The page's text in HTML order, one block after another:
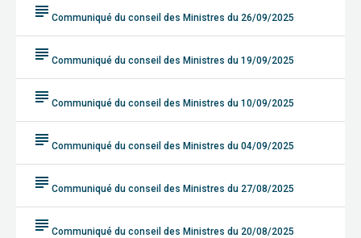
subject Communiqué du conseil des Ministres du 26/09/2025
subject Communiqué du conseil des Ministres du 19/09/2025
subject Communiqué du conseil des Ministres du 10/09/2025
subject Communiqué du conseil des Ministres du 04/09/2025
subject Communiqué du conseil des Ministres du 27/08/2025
subject Communiqué du conseil des Ministres du 20/08/2025